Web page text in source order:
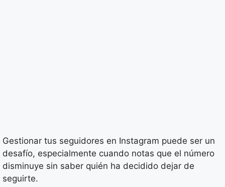
Gestionar tus seguidores en Instagram puede ser un
desafío, especialmente cuando notas que el número
disminuye sin saber quién ha decidido dejar de
seguirte.